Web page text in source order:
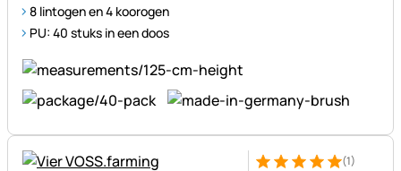
8 lintogen en 4 koorogen
PU: 40 stuks in een doos
Beoordeling: 5 van 5 (1
1 Bewertung
(1)